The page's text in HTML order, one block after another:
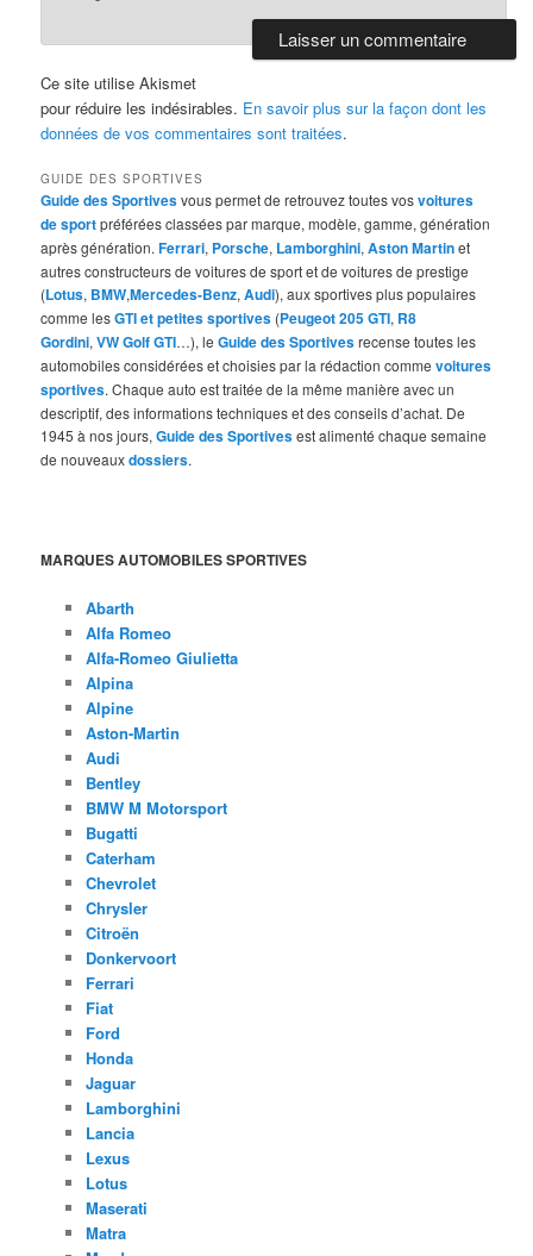
Ce site utilise Akismet
pour réduire les indésirables. En savoir plus sur la façon dont les
données de vos commentaires sont traitées.
GUIDE DES SPORTIVES
Guide des Sportivesvous permet de retrouvez toutes vosvoitures
de sportpréférées classées par marque, modèle, gamme, génération
après génération.Ferrari, Porsche, Lamborghini,Aston Martinet
autres constructeurs de voitures de sport et de voitures de prestige
(Lotus, BMW,Mercedes-Benz,Audi), aux sportives plus populaires
comme lesGTI et petites sportives (Peugeot 205 GTI, R8
Gordini,VW Golf GTI…), leGuide des Sportivesrecense toutes les
automobiles considérées et choisies par la rédaction commevoitures
sportives. Chaque auto est traitée de la même manière avec un
descriptif, des informations techniques et des conseils d’achat. De
1945 à nos jours,Guide des Sportivesest alimenté chaque semaine
de nouveauxdossiers.
MARQUES AUTOMOBILES SPORTIVES
Abarth
Alfa Romeo
Alfa-Romeo Giulietta
Alpina
Alpine
Aston-Martin
Audi
Bentley
BMW M Motorsport
Bugatti
Caterham
Chevrolet
Chrysler
Citroën
Donkervoort
Ferrari
Fiat
Ford
Honda
Jaguar
Lamborghini
Lancia
Lexus
Lotus
Maserati
Matra